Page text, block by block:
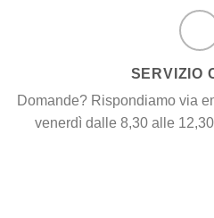
SERVIZIO
Domande? Rispondiamo via
venerdì dalle 8,30 alle